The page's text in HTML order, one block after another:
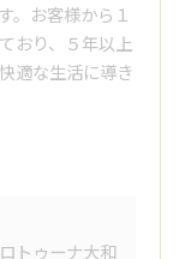
。お客様から１
おり、５年以上
適な生活に導き
トゥーナ大和